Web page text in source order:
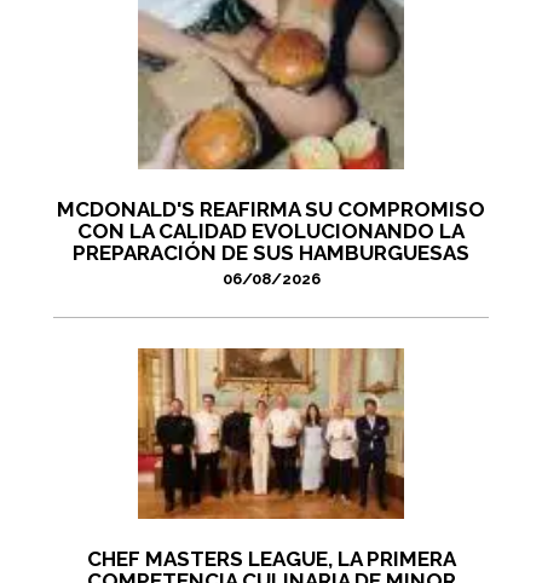
MCDONALD'S REAFIRMA SU COMPROMISO
CON LA CALIDAD EVOLUCIONANDO LA
PREPARACIÓN DE SUS HAMBURGUESAS
06/08/2026
CHEF MASTERS LEAGUE, LA PRIMERA